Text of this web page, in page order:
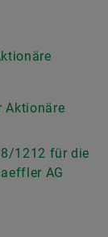
Aktionäre
1212 für die
AG